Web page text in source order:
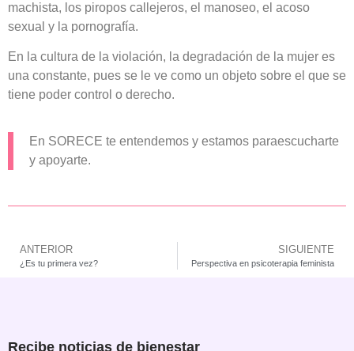
machista, los piropos callejeros, el manoseo, el acoso
sexual y la pornografía.
En la cultura de la violación, la degradación de la mujer es
una constante, pues se le ve como un objeto sobre el que se
tiene poder control o derecho.
En SORECE te entendemos y estamos paraescucharte
y apoyarte.
ANTERIOR
¿Es tu primera vez?
SIGUIENTE
Perspectiva en psicoterapia feminista
Recibe noticias de bienestar